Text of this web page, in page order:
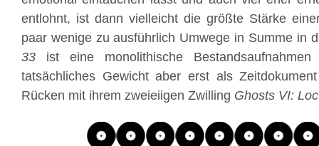
entlohnt, ist dann vielleicht die größte Stärke
paar wenige zu ausführlich Umwege in Summe in
33 ist eine monolithische
tatsächliches Gewicht aber erst als
Rücken mit ihrem zweieiigen Zwilling Ghosts VI: